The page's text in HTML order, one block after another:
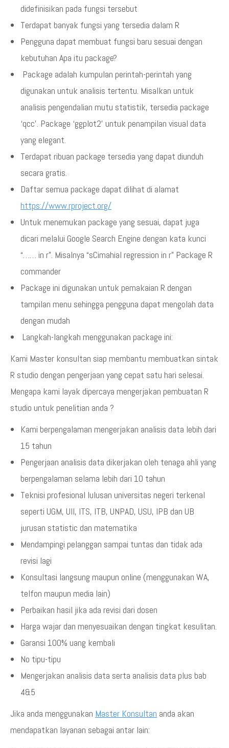
didefinisikan pada fungsi tersebut
Terdapat banyak fungsi yang tersedia dalam R
Pengguna dapat membuat fungsi baru sesuai dengan
kebutuhan Apa itu package?
Package adalah kumpulan perintah-perintah yang
digunakan untuk analisis tertentu. Misalkan untuk
analisis pengendalian mutu statistik, tersedia package
‘qcc’. Package ‘ggplot2’ untuk penampilan visual data
yang elegant.
Terdapat ribuan package tersedia yang dapat diunduh
secara gratis.
Daftar semua package dapat dilihat di alamat
https://www.rproject.org/
Untuk menemukan package yang sesuai, dapat juga
dicari melalui Google Search Engine dengan kata kunci
“…… in r”. Misalnya “sCimahial regression in r” Package R
commander
Package ini digunakan untuk pemakaian R dengan
tampilan menu sehingga pengguna dapat mengolah data
dengan mudah
Langkah-langkah menggunakan package ini:
Kami Master konsultan siap membantu membuatkan sintak
R studio dengan pengerjaan yang cepat satu hari selesai.
Mengapa kami layak dipercaya mengerjakan pembuatan R
studio untuk penelitian anda ?
Kami berpengalaman mengerjakan analisis data lebih dari
15 tahun
Pengerjaan analisis data dikerjakan oleh tenaga ahli yang
berpengalaman selama lebih dari 10 tahun
Teknisi profesional lulusan universitas negeri terkenal
seperti UGM, UII, ITS, ITB, UNPAD, USU, IPB dan UB
jurusan statistic dan matematika
Mendampingi pelanggan sampai tuntas dan tidak ada
revisi lagi
Konsultasi langsung maupun online (menggunakan WA,
telfon maupun media lain)
Perbaikan hasil jika ada revisi dari dosen
Harga wajar dan menyesuaikan dengan tingkat kesulitan.
Garansi 100% uang kembali
No tipu-tipu
Mengerjakan analisis data serta analisis data plus bab
4&5
Jika anda menggunakan Master Konsultan anda akan
mendapatkan layanan sebagai antar lain: